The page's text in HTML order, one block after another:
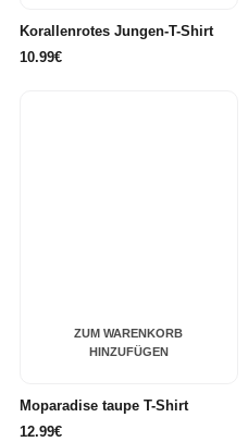
Korallenrotes Jungen-T-Shirt
10.99€
ZUM WARENKORB
HINZUFÜGEN
Moparadise taupe T-Shirt
12.99€